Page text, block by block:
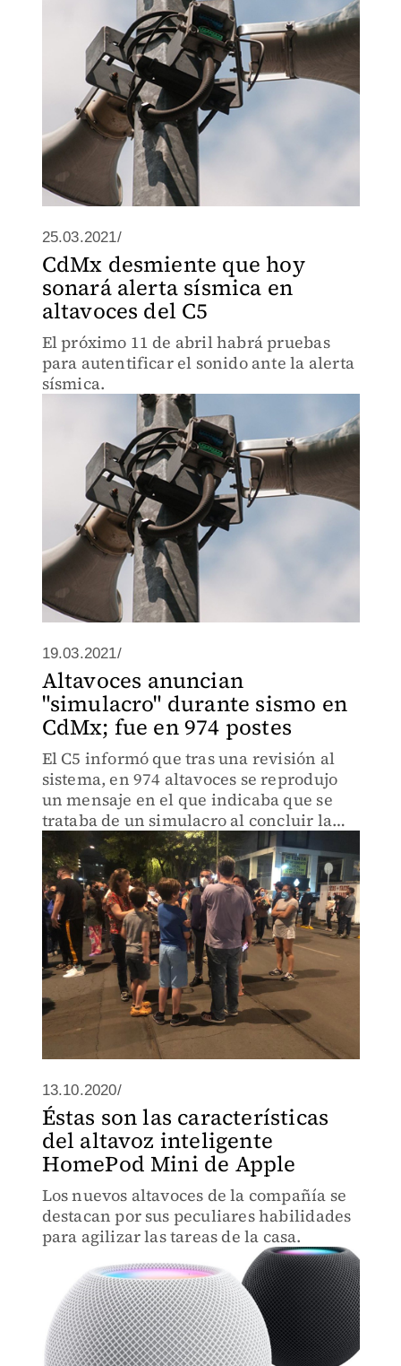
25.03.2021/
CdMx desmiente que hoy
sonará alerta sísmica en
altavoces del C5
El próximo 11 de abril habrá pruebas
para autentificar el sonido ante la alerta
sísmica.
19.03.2021/
Altavoces anuncian
"simulacro" durante sismo en
CdMx; fue en 974 postes
El C5 informó que tras una revisión al
sistema, en 974 altavoces se reprodujo
un mensaje en el que indicaba que se
trataba de un simulacro al concluir la
alerta sísmica, lo cual ya fue corregido y
se disculpó.
13.10.2020/
Éstas son las características
del altavoz inteligente
HomePod Mini de Apple
Los nuevos altavoces de la compañía se
destacan por sus peculiares habilidades
para agilizar las tareas de la casa.